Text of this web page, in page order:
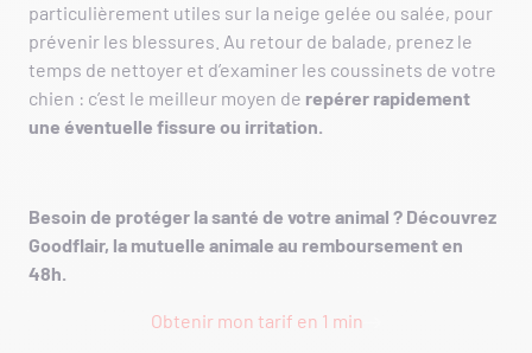
particulièrement utiles sur la neige gelée ou salée, pour
prévenir les blessures. Au retour de balade, prenez le
temps de nettoyer et d’examiner les coussinets de votre
chien : c’est le meilleur moyen de repérer rapidement
une éventuelle fissure ou irritation.
Besoin de protéger la santé de votre animal ? Découvrez
Goodflair, la mutuelle animale au remboursement en
48h.
Obtenir mon tarif en 1 min